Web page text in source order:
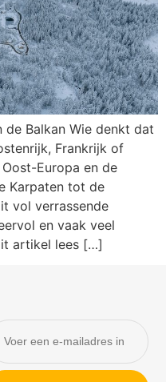
Balkan Wie denkt dat
Frankrijk of
Europa en de
Karpaten tot de
vol verrassende
en vaak veel
artikel lees […]